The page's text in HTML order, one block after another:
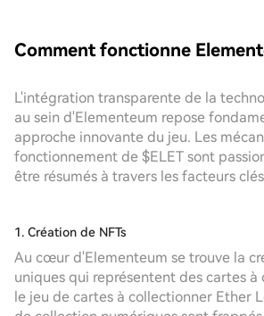
Comment fonctionne
L'intégration transparente de la
au sein d'Elementeum repose
approche innovante du jeu. Les
fonctionnement de $ELET sont
être résumés à travers les facteurs
1. Création de NFTs
Au cœur d'Elementeum se trouve la
uniques qui représentent des cartes
le jeu de cartes à collectionner Ether